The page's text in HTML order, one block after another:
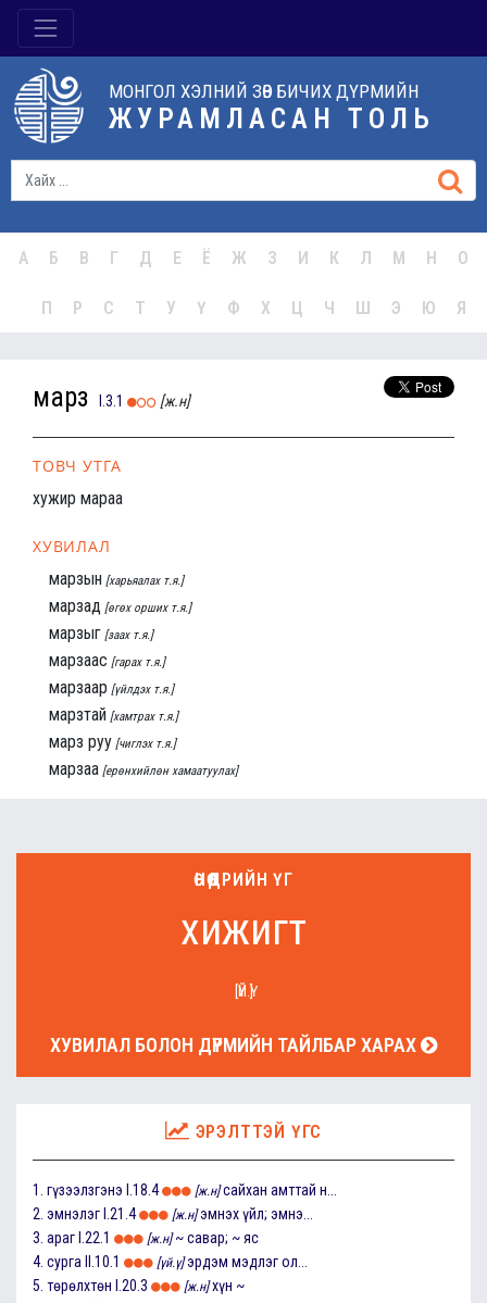
МОНГОЛ ХЭЛНИЙ ЗӨВ БИЧИХ ДҮРМИЙН
ЖУРАМЛАСАН ТОЛЬ
А Б В Г Д Е Ё Ж З И К Л М Н О
П Р С Т У Ү Ф Х Ц Ч Ш Э Ю Я
марз I.3.1 [ж.н]
ТОВЧ УТГА
хужир мараа
ХУВИЛАЛ
марзын [харьяалах т.я.]
марзад [өгөх орших т.я.]
марзыг [заах т.я.]
марзаас [гарах т.я.]
марзаар [үйлдэх т.я.]
марзтай [хамтрах т.я.]
марз руу [чиглэх т.я.]
марзаа [ерөнхийлөн хамаатуулах]
ӨНӨӨДРИЙН ҮГ
хижигт
[ҮЙ.Ү]
ХУВИЛАЛ БОЛОН ДҮРМИЙН ТАЙЛБАР ХАРАХ
ЭРЭЛТТЭЙ ҮГС
1. гүзээлзгэнэ I.18.4 [ж.н] сайхан амттай н...
2. эмнэлэг I.21.4 [ж.н] эмнэх үйл; эмнэ...
3. араг I.22.1 [ж.н] ~ савар; ~ яс
4. сурга II.10.1 [үй.ү] эрдэм мэдлэг ол...
5. төрөлхтөн I.20.3 [ж.н] хүн ~